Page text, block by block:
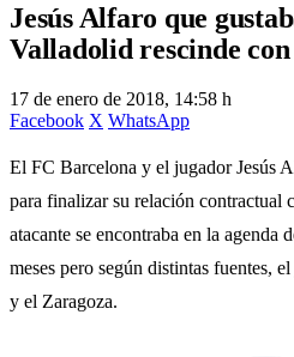
Jesús Alfaro que
Valladolid rescinde
17 de enero de 2018, 14:58 h
Facebook X WhatsApp
El FC Barcelona y el jugador Jesús
para finalizar su relación contractual
atacante se encontraba en la agenda
meses pero según distintas fuentes,
y el Zaragoza.